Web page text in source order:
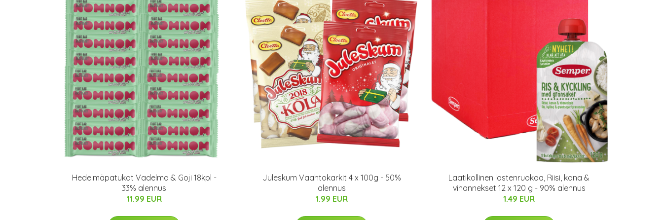
Hedelmäpatukat Vadelma & Goji 18kpl -
33% alennus
11.99 EUR
Juleskum Vaahtokarkit 4 x 100g - 50%
alennus
1.99 EUR
Laatikollinen lastenruokaa, Riisi, kana &
vihannekset 12 x 120 g - 90% alennus
1.49 EUR